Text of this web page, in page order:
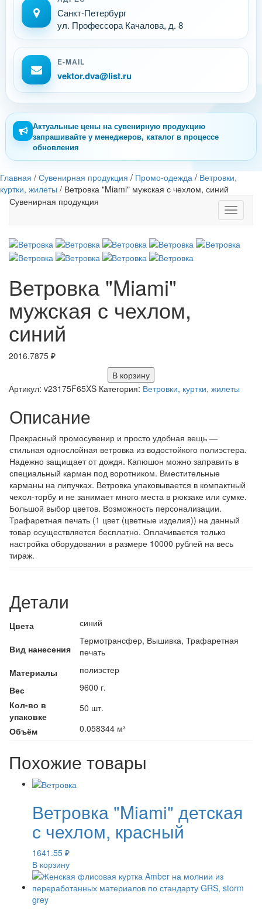
Санкт-Петербург
ул. Профессора Качалова, д. 8
E-MAIL
vektor.dva@list.ru
Актуальные цены на сувенирную продукцию
запрашивайте у менеджеров, каталог в процессе
обновления
Главная / Сувенирная продукция / Промо-одежда / Ветровки,
куртки, жилеты / Ветровка "Miami" мужская с чехлом, синий
Toggle
Сувенирная продукция
Ветровка "Miami"
мужская с чехлом,
синий
2016.7875 ₽
В корзину
Артикул: v23175F65XS Категория: Ветровки, куртки, жилеты
Описание
Прекрасный промосувенир и просто удобная вещь —
стильная однослойная ветровка из водостойкого полиэстера.
Надежно защищает от дождя. Капюшон можно заправить в
специальный карман под воротником. Вместительные
карманы на липучках. Ветровка упаковывается в компактный
чехол-торбу и не занимает много места в рюкзаке или сумке.
Большой выбор цветов. Возможность персонализации.
Трафаретная печать (1 цвет (цветные изделия)) на данный
товар осуществляется бесплатно. Оплачивается только
настройка оборудования в размере 10000 рублей на весь
тираж.
Детали
Цвета синий
Вид нанесения
Термотрансфер, Вышивка, Трафаретная
печать
Материалы
полиэстер
Вес
9600 г.
Кол-во в
упаковке
50 шт.
Объём
0.058344 м³
Похожие товары
Ветровка "Miami" детская
с чехлом, красный
1641.55 ₽
В корзину